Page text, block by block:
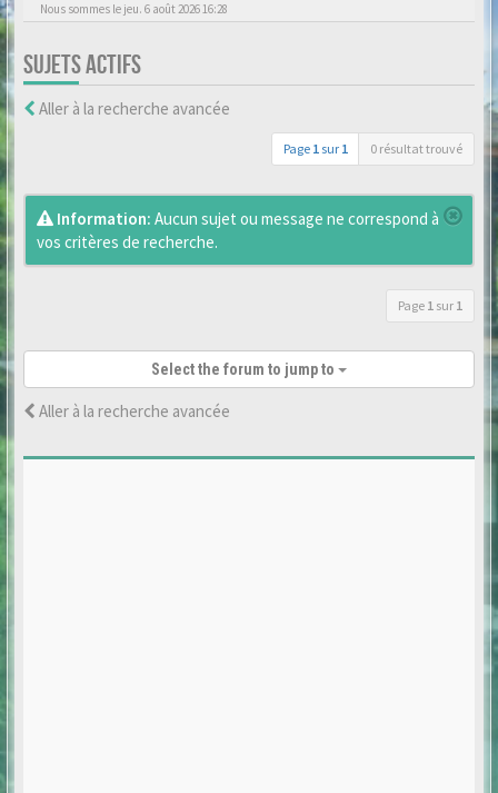
Nous sommes le jeu. 6 août 2026 16:28
SUJETS ACTIFS
Aller à la recherche avancée
Page 1 sur 1 0 résultat trouvé
Information: Aucun sujet ou message ne correspond à
vos critères de recherche.
Page 1 sur 1
Select the forum to jump to
Aller à la recherche avancée